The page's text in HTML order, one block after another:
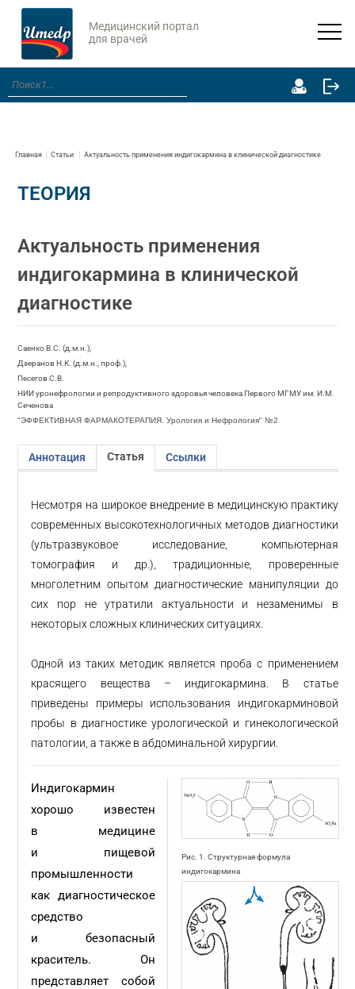
Медицинский портал
для врачей
Главная Статьи Актуальность применения индигокармина в клинической диагностике
ТЕОРИЯ
Актуальность применения
индигокармина в клинической
диагностике
Саенко В.С. (д.м.н.),
Дзеранов Н.К. (д.м.н., проф.),
Песегов С.В.
НИИ уронефрологии и репродуктивного здоровья человека Первого МГМУ им. И.М.
Сеченова
"ЭФФЕКТИВНАЯ ФАРМАКОТЕРАПИЯ. Урология и Нефрология" №2
Аннотация Статья Ссылки
Несмотря на широкое внедрение в медицинскую практику
современных высокотехнологичных методов диагностики
(ультразвуковое исследование, компьютерная
томография и др.), традиционные, проверенные
многолетним опытом диагностические манипуляции до
сих пор не утратили актуальности и незаменимы в
некоторых сложных клинических ситуациях.
Одной из таких методик является проба с применением
красящего вещества – индигокармина. В статье
приведены примеры использования индигокарминовой
пробы в диагностике урологической и гинекологической
патологии, а также в абдоминальной хирургии.
Рис. 1. Структурная формула
индигокармина
Индигокармин
хорошо известен
в медицине
и пищевой
промышленности
как диагностическое
средство
и безопасный
краситель. Он
представляет собой